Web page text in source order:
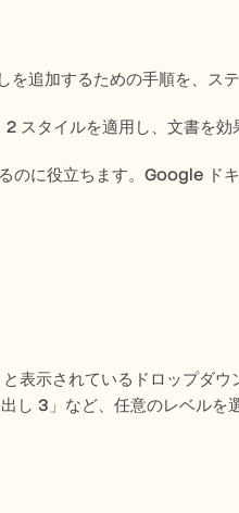
追加するための手順を、ステ
スタイルを適用し、文書を効
に役立ちます。Google ド
表示されているドロップダウ
し 3」など、任意のレベルを